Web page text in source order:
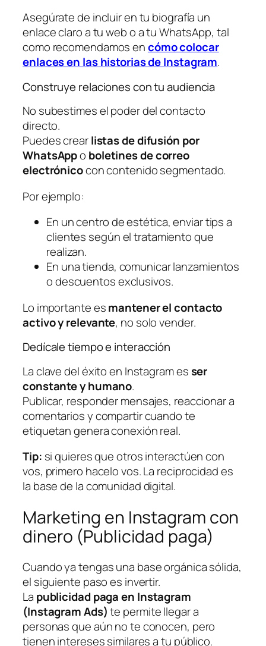
Asegúrate de incluir en tu biografía un
enlace claro a tu web o a tu WhatsApp, tal
como recomendamos encómo colocar
enlaces en las historias de Instagram.
Construye relaciones con tu audiencia
No subestimes el poder del contacto
directo.
Puedes crearlistas de difusión por
WhatsAppo boletines de correo
electrónicocon contenido segmentado.
Por ejemplo:
En un centro de estética, enviar tips a
clientes según el tratamiento que
realizan.
En una tienda, comunicar lanzamientos
o descuentos exclusivos.
Lo importante esmantener el contacto
activo y relevante, no solo vender.
Dedícale tiempo e interacción
La clave del éxito en Instagram esser
constante y humano.
Publicar, responder mensajes, reaccionar a
comentarios y compartir cuando te
etiquetan genera conexión real.
Tip: si quieres que otros interactúen con
vos, primero hacelo vos. La reciprocidad es
la base de la comunidad digital.
Marketing en Instagram con
dinero (Publicidad paga)
Cuando ya tengas una base orgánica sólida,
el siguiente paso es invertir.
La publicidad paga en Instagram
(Instagram Ads)te permite llegar a
personas que aún no te conocen, pero
tienen intereses similares a tu público.